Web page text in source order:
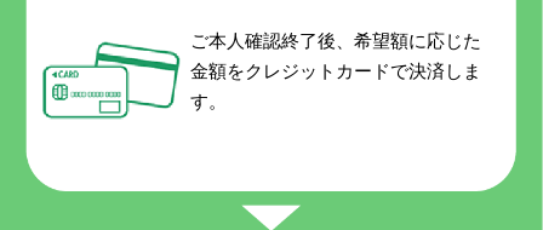
ご本人確認終了後、希望額に応じた
金額をクレジットカードで決済しま
す。